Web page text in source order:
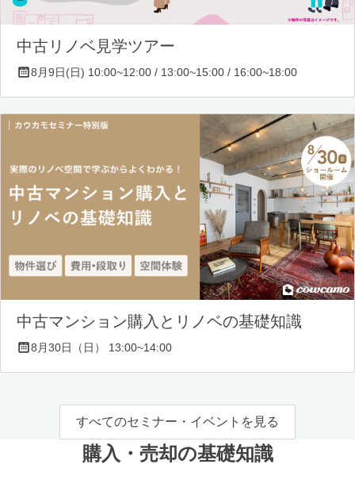
中古リノベ見学ツアー
8月9日(日) 10:00~12:00 / 13:00~15:00 / 16:00~18:00
中古マンション購入とリノベの基礎知識
8月30日（日） 13:00~14:00
すべてのセミナー・イベントを見る
購入・売却の基礎知識